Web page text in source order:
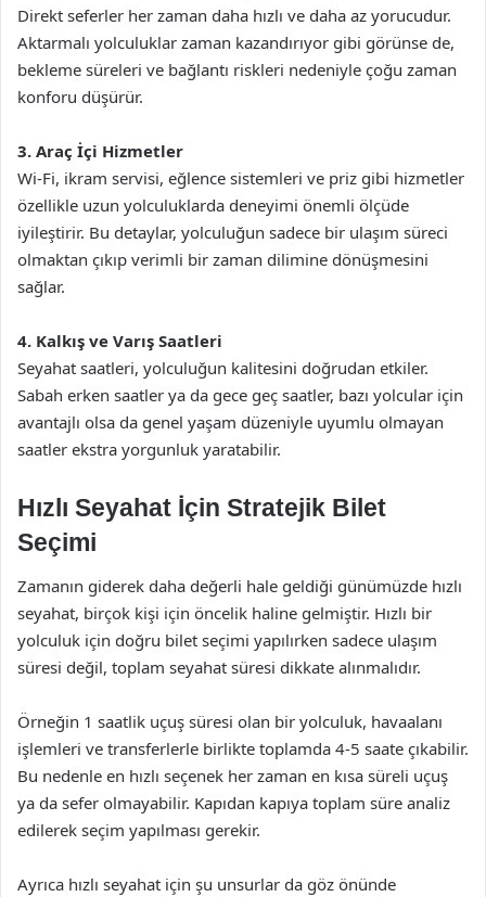
Direkt seferler her zaman daha hızlı ve daha az yorucudur.
Aktarmalı yolculuklar zaman kazandırıyor gibi görünse de,
bekleme süreleri ve bağlantı riskleri nedeniyle çoğu zaman
konforu düşürür.
3. Araç İçi Hizmetler
Wi-Fi, ikram servisi, eğlence sistemleri ve priz gibi hizmetler
özellikle uzun yolculuklarda deneyimi önemli ölçüde
iyileştirir. Bu detaylar, yolculuğun sadece bir ulaşım süreci
olmaktan çıkıp verimli bir zaman dilimine dönüşmesini
sağlar.
4. Kalkış ve Varış Saatleri
Seyahat saatleri, yolculuğun kalitesini doğrudan etkiler.
Sabah erken saatler ya da gece geç saatler, bazı yolcular için
avantajlı olsa da genel yaşam düzeniyle uyumlu olmayan
saatler ekstra yorgunluk yaratabilir.
Hızlı Seyahat İçin Stratejik Bilet
Seçimi
Zamanın giderek daha değerli hale geldiği günümüzde hızlı
seyahat, birçok kişi için öncelik haline gelmiştir. Hızlı bir
yolculuk için doğru bilet seçimi yapılırken sadece ulaşım
süresi değil, toplam seyahat süresi dikkate alınmalıdır.
Örneğin 1 saatlik uçuş süresi olan bir yolculuk, havaalanı
işlemleri ve transferlerle birlikte toplamda 4-5 saate çıkabilir.
Bu nedenle en hızlı seçenek her zaman en kısa süreli uçuş
ya da sefer olmayabilir. Kapıdan kapıya toplam süre analiz
edilerek seçim yapılması gerekir.
Ayrıca hızlı seyahat için şu unsurlar da göz önünde